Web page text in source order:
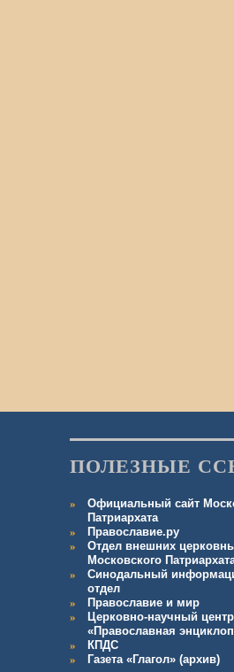
ПОЛЕЗНЫЕ
Официальный сайт
Патриархата
Православие.ру
Отдел внешних
Московского
Синодальный
отдел
Православие и мир
Церковно-научный центр
«Православная
КПДС
Газета «Глагол» (архив)